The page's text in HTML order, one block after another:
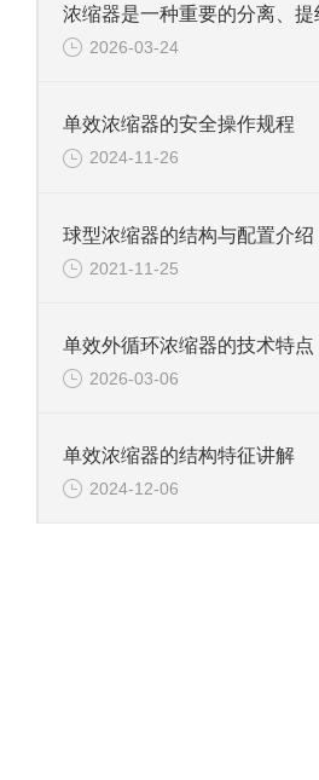
2026-03-24
单效浓缩器的安全操作规程
2024-11-26
球型浓缩器的结构与配置介绍
2021-11-25
单效外循环浓缩器的技术特点
2026-03-06
单效浓缩器的结构特征讲解
2024-12-06